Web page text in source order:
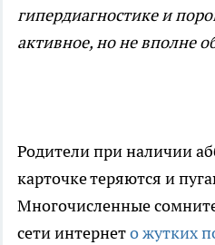
гипердиагностике и
активное, но не вполне
Родители при наличии
карточке теряются и
Многочисленные
сети интернето жутких